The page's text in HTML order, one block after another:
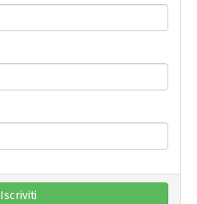
Iscriviti